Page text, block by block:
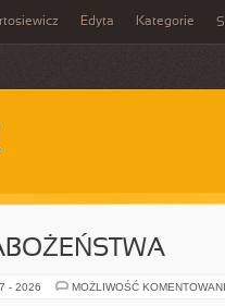
Edyta Kategorie
- 2026 MOŻLIWOŚĆ